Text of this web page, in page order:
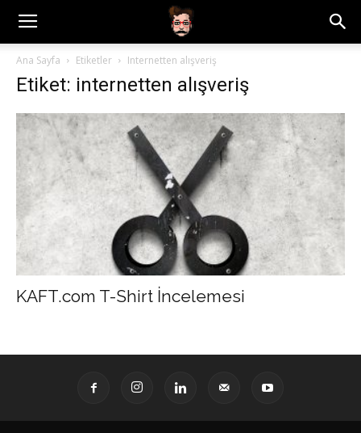
Ana Sayfa Etiketler Internetten alışveriş
Etiket: internetten alışveriş
KAFT.com T-Shirt İncelemesi